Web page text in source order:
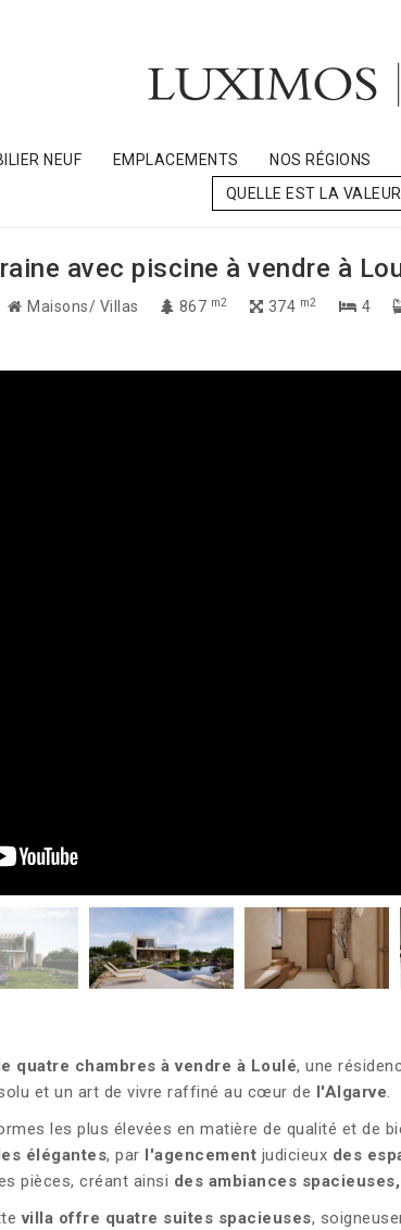
NEUF EMPLACEMENTS NOS RÉGIONS
QUELLE EST LA
avec piscine à vendre à
Maisons/ Villas 867 m2 374 m2 4
quatre chambres à vendre à Loulé, une
et un art de vivre raffiné au cœur de l'Algarve.
les plus élevées en matière de qualité et de
élégantes, par l'agencement judicieux des
pièces, créant ainsi des ambiances
villa offre quatre suites spacieuses,